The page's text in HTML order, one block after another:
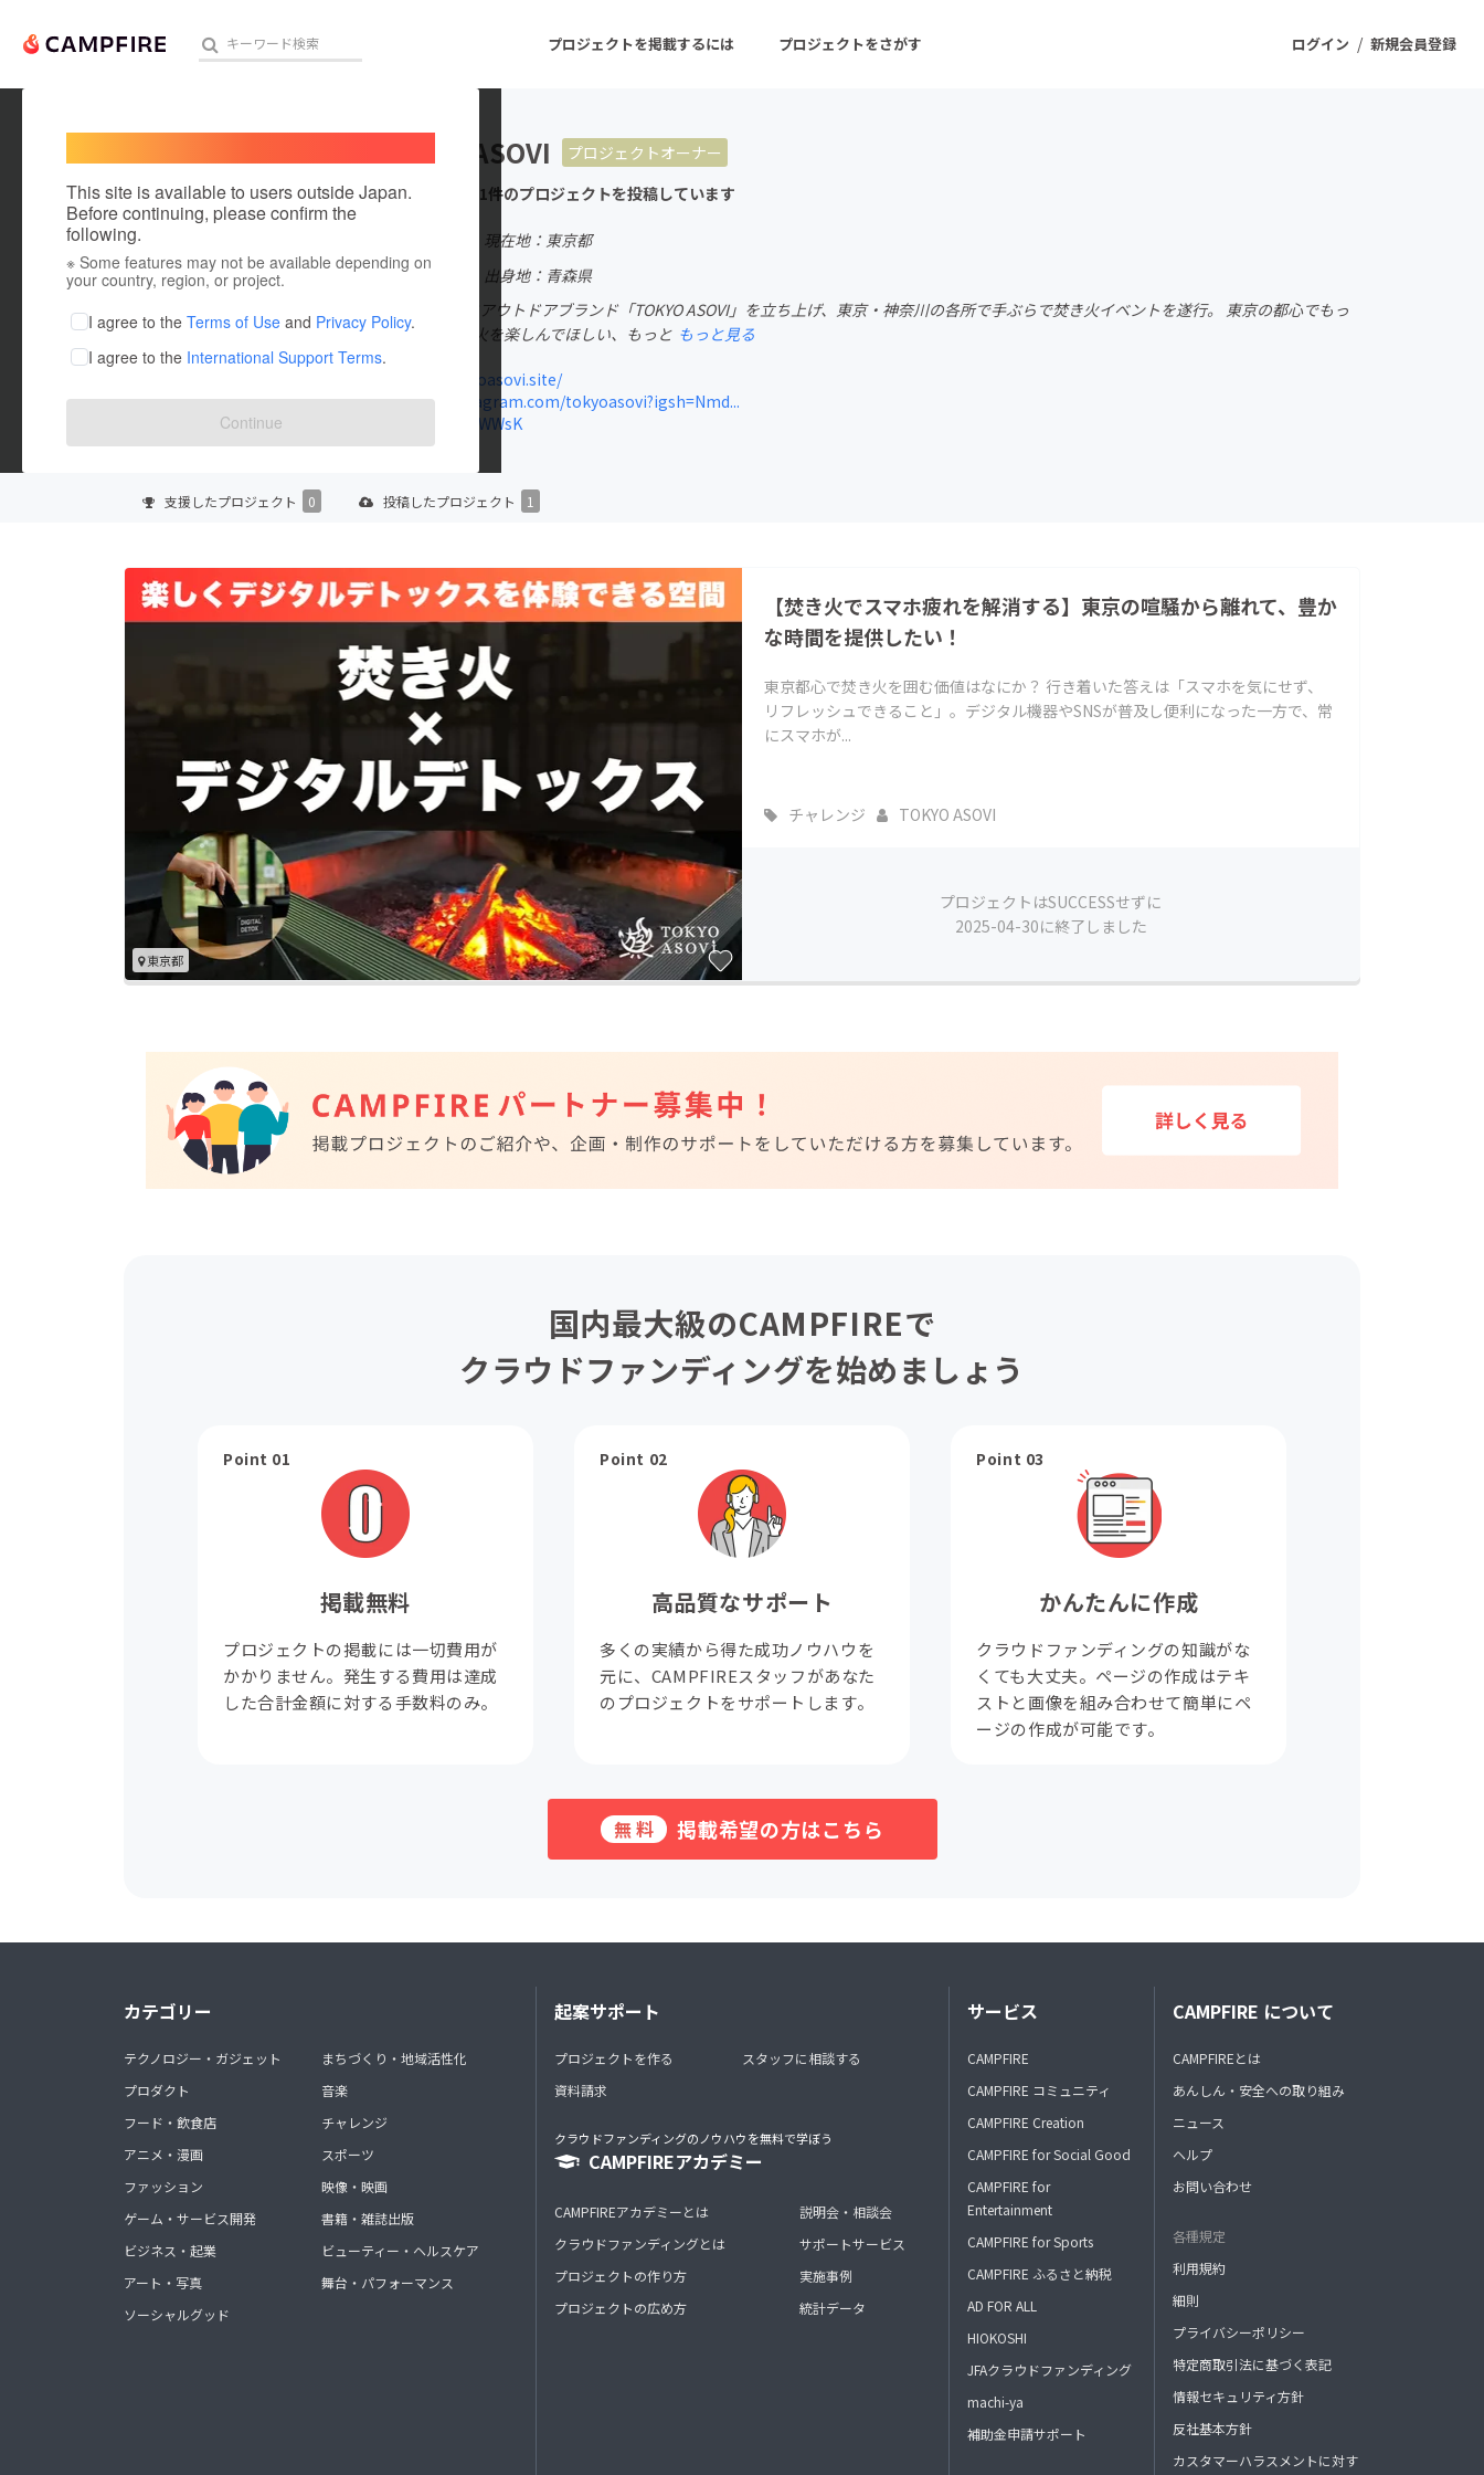
ログイン / 新規会員登録
プロジェクトを掲載するには プロジェクトをさがす
人気のプロジェクト 注目のリターン 注目の新着プロジェクト
アート・写真 音楽
テクノロジー・ガジェット
ゲーム・サービス開発 フード・飲食店
ファッション
映像・映画
ビジネス・起業
チャレンジ
まちづくり・地域活性化
CAMPFIREふるさと納税
This site is available to users outside Japan.
Before continuing, please confirm the
following.
※ Some features may not be available depending on
your country, region, or project.
I agree to the Terms of Use and Privacy Policy.
I agree to the International Support Terms.
Continue
TOKYO ASOVI
プロジェクトオーナー
これまでに1件のプロジェクトを投稿しています
現在地：東京都
出身国：日本
出身地：青森県
2024年10月にアウトドアブランド「TOKYO ASOVI」を立ち上げ、東京・神奈川の各所で手ぶらで焚き火イベントを遂行。 東京の都心でもっ
と気軽に焚き火を楽しんでほしい、もっと もっと見る
www.tokyoasovi.site/
www.instagram.com/tokyoasovi?igsh=Nmd...
lin.ee/JhnWWsK
支援したプロジェクト 0 投稿したプロジェクト 1
東京都
【焚き火でスマホ疲れを解消する】東京の喧騒から離れて、豊か
な時間を提供したい！
東京都心で焚き火を囲む価値はなにか？ 行き着いた答えは「スマホを気にせず、
リフレッシュできること」。デジタル機器やSNSが普及し便利になった一方で、常
にスマホが...
チャレンジ TOKYO ASOVI
プロジェクトはSUCCESSせずに
2025-04-30に終了しました
国内最大級のCAMPFIREで
クラウドファンディングを始めましょう
Point 01
掲載無料
プロジェクトの掲載には一切費用が
かかりません。発生する費用は達成
した合計金額に対する手数料のみ。
Point 02
高品質なサポート
多くの実績から得た成功ノウハウを
元に、CAMPFIREスタッフがあなた
のプロジェクトをサポートします。
Point 03
かんたんに作成
クラウドファンディングの知識がな
くても大丈夫。ページの作成はテキ
ストと画像を組み合わせて簡単にペ
ージの作成が可能です。
無料 掲載希望の方はこちら
カテゴリー
テクノロジー・ガジェット
プロダクト
フード・飲食店
アニメ・漫画
ファッション
ゲーム・サービス開発
ビジネス・起業
アート・写真
ソーシャルグッド
まちづくり・地域活性化
音楽
チャレンジ
スポーツ
映像・映画
書籍・雑誌出版
ビューティー・ヘルスケア
舞台・パフォーマンス
起案サポート
プロジェクトを作る
資料請求
スタッフに相談する
クラウドファンディングのノウハウを無料で学ぼう
CAMPFIREアカデミー
CAMPFIREアカデミーとは
クラウドファンディングとは
プロジェクトの作り方
プロジェクトの広め方
説明会・相談会
サポートサービス
実施事例
統計データ
サービス
CAMPFIRE
CAMPFIRE コミュニティ
CAMPFIRE Creation
CAMPFIRE for Social Good
CAMPFIRE for
Entertainment
CAMPFIRE for Sports
CAMPFIRE ふるさと納税
AD FOR ALL
HIOKOSHI
JFAクラウドファンディング
machi-ya
補助金申請サポート
CAMPFIRE について
CAMPFIREとは
あんしん・安全への取り組み
ニュース
ヘルプ
お問い合わせ
各種規定
利用規約
細則
プライバシーポリシー
特定商取引法に基づく表記
情報セキュリティ方針
反社基本方針
カスタマーハラスメントに対す